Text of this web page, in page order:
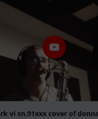
vi sn.91xxx cover of